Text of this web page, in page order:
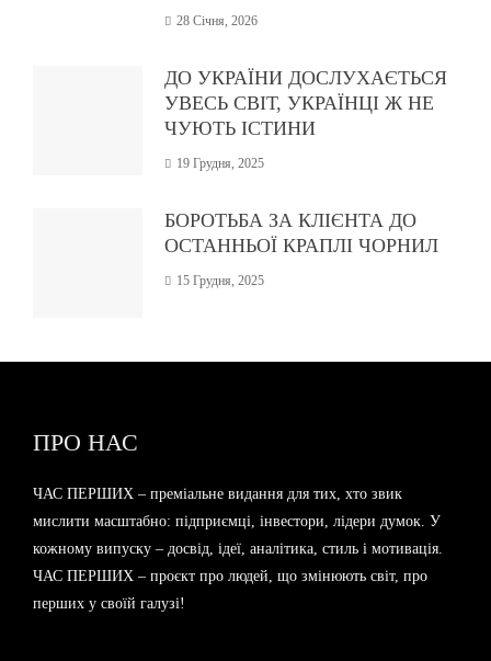
28 Січня, 2026
ДО УКРАЇНИ ДОСЛУХАЄТЬСЯ
УВЕСЬ СВІТ, УКРАЇНЦІ Ж НЕ
ЧУЮТЬ ІСТИНИ
19 Грудня, 2025
БОРОТЬБА ЗА КЛІЄНТА ДО
ОСТАННЬОЇ КРАПЛІ ЧОРНИЛ
15 Грудня, 2025
ПРО НАС
ЧАС ПЕРШИХ – преміальне видання для тих, хто звик
мислити масштабно: підприємці, інвестори, лідери думок. У
кожному випуску – досвід, ідеї, аналітика, стиль і мотивація.
ЧАС ПЕРШИХ – проєкт про людей, що змінюють світ, про
перших у своїй галузі!